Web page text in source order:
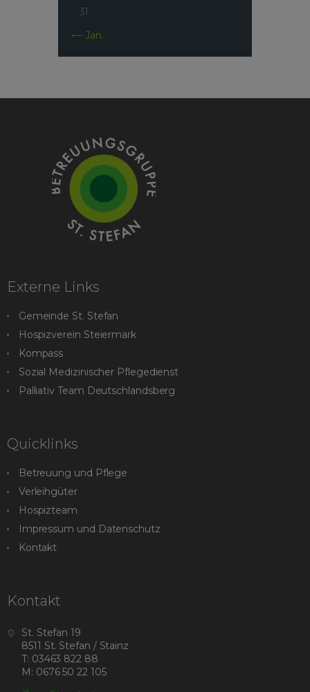
31
« Jan.
Externe Links
Gemeinde St. Stefan
Hospizverein Steiermark
Kompass
Sozial Medizinischer Pflegedienst
Palliativ Team Deutschlandsberg
Quicklinks
Betreuung und Pflege
Verleihgüter
Hospizteam
Impressum und Datenschutz
Kontakt
Kontakt
St. Stefan 19
8511 St. Stefan / Stainz
T: 03463 822 88
M: 0676 50 22 105